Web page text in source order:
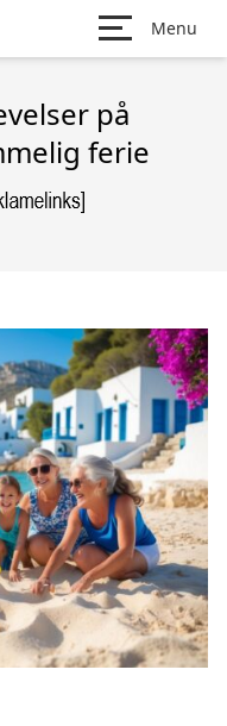
Menu
på
ferie